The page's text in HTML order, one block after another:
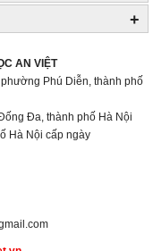
+
AN VIỆT
Phú Diễn, thành phố
Đa, thành phố Hà Nội
Hà Nội cấp ngày